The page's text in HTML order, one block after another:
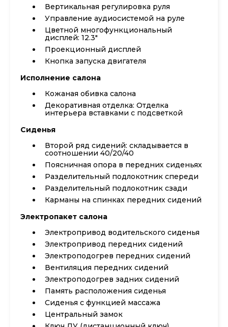
Вертикальная регулировка руля
Управление аудиосистемой на руле
Цветной многофункциональный
дисплей: 12.3"
Проекционный дисплей
Кнопка запуска двигателя
Исполнение салона
Кожаная обивка салона
Декоративная отделка: Отделка
интерьера вставками с подсветкой
Сиденья
Второй ряд сидений: складывается в
соотношении 40/20/40
Поясничная опора в передних сиденьях
Разделительный подлокотник спереди
Разделительный подлокотник сзади
Карманы на спинках передних сидений
Электропакет салона
Электропривод водительского сиденья
Электропривод передних сидений
Электроподогрев передних сидений
Вентиляция передних сидений
Электроподогрев задних сидений
Память расположения сиденья
Сиденья с функцией массажа
Центральный замок